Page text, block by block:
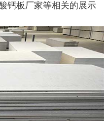
钙板厂家等相关的展示